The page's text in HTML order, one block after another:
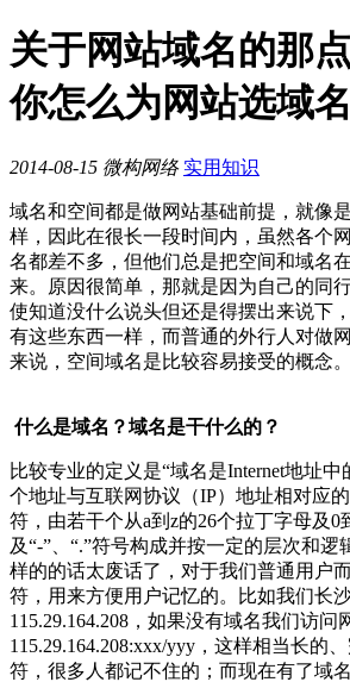
关于网站域名的那
你怎么为网站选域名
2014-08-15 微构网络 实用知识
域名和空间都是做网站基础前提，就像
样，因此在很长一段时间内，虽然各个
名都差不多，但他们总是把空间和域名
来。原因很简单，那就是因为自己的同
使知道没什么说头但还是得摆出来说下
有这些东西一样，而普通的外行人对做
来说，空间域名是比较容易接受的概念。
什么是域名？域名是干什么的？
比较专业的定义是“域名是Internet地址
个地址与互联网协议（IP）地址相对应
符，由若干个从a到z的26个拉丁字母及0
及“-”、“.”符号构成并按一定的层次和逻
样的的话太废话了，对于我们普通用户
符，用来方便用户记忆的。比如我们长
115.29.164.208，如果没有域名我们访问
115.29.164.208:xxx/yyy，这样相当长的
符，很多人都记不住的；而现在有了域